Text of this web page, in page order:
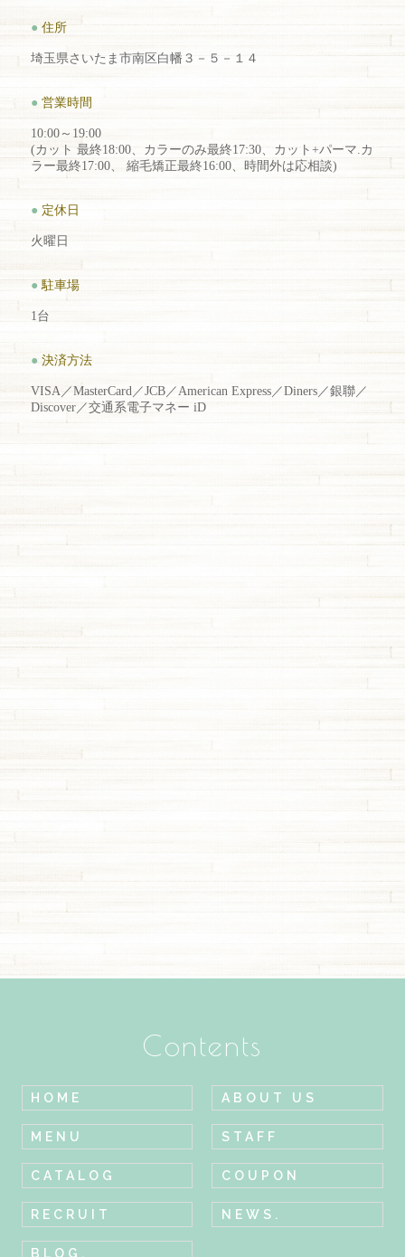
● 住所
埼玉県さいたま市南区白幡３－５－１４
● 営業時間
10:00～19:00
(カット 最終18:00、カラーのみ最終17:30、カット+パーマ.カ
ラー最終17:00、 縮毛矯正最終16:00、時間外は応相談)
● 定休日
火曜日
●駐車場
1台
● 決済方法
VISA／MasterCard／JCB／American Express／Diners／銀聯／
Discover／交通系電子マネー iD
Contents
HOME ABOUT US
MENU STAFF
CATALOG COUPON
RECRUIT NEWS.
BLOG.